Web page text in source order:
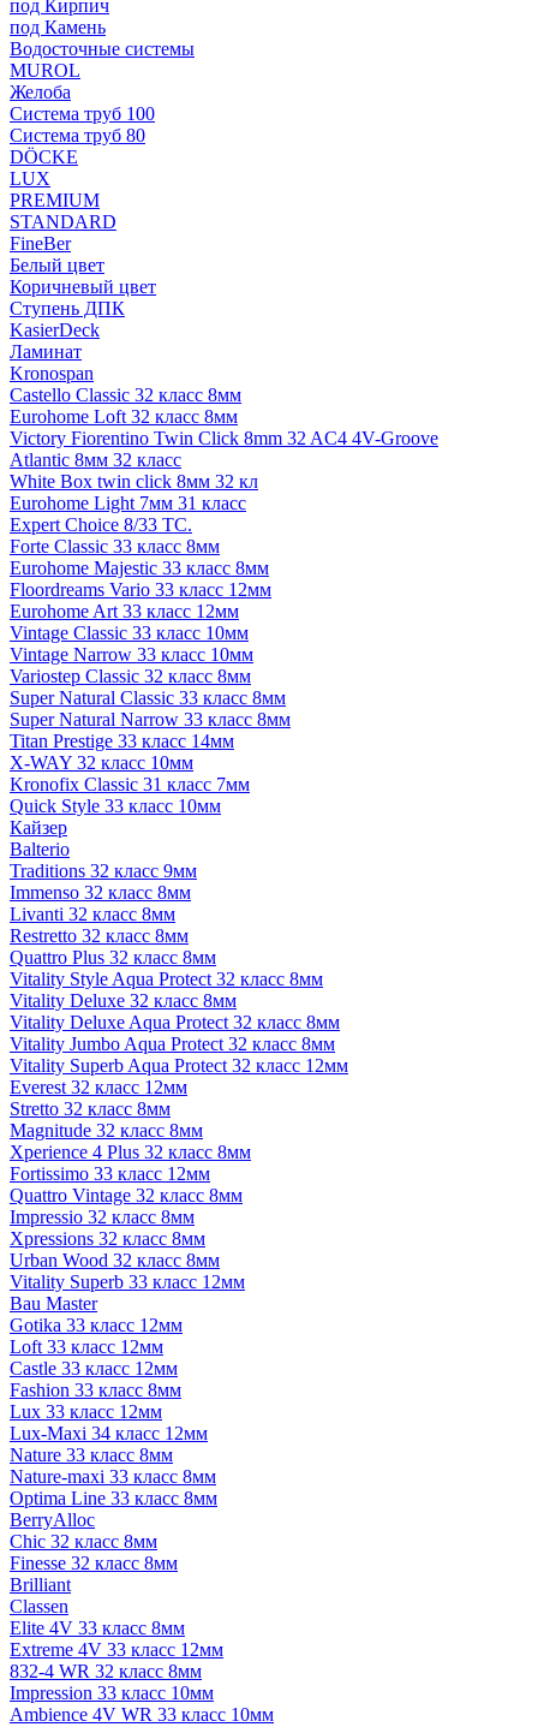
под Кирпич
под Камень
Водосточные системы
MUROL
Желоба
Система труб 100
Система труб 80
DÖCKE
LUX
PREMIUM
STANDARD
FineBer
Белый цвет
Коричневый цвет
Ступень ДПК
KasierDeck
Ламинат
Kronospan
Castello Classic 32 класс 8мм
Eurohome Loft 32 класс 8мм
Victory Fiorentino Twin Click 8mm 32 AC4 4V-Groove
Atlantic 8мм 32 класс
White Box twin click 8мм 32 кл
Eurohome Light 7мм 31 класс
Expert Choice 8/33 TC.
Forte Classic 33 класс 8мм
Eurohome Majestic 33 класс 8мм
Floordreams Vario 33 класс 12мм
Eurohome Art 33 класс 12мм
Vintage Classic 33 класс 10мм
Vintage Narrow 33 класс 10мм
Variostep Classic 32 класс 8мм
Super Natural Classic 33 класс 8мм
Super Natural Narrow 33 класс 8мм
Titan Prestige 33 класс 14мм
X-WAY 32 класс 10мм
Kronofix Classic 31 класс 7мм
Quick Style 33 класс 10мм
Кайзер
Balterio
Traditions 32 класс 9мм
Immenso 32 класс 8мм
Livanti 32 класс 8мм
Restretto 32 класс 8мм
Quattro Plus 32 класс 8мм
Vitality Style Aqua Protect 32 класс 8мм
Vitality Deluxe 32 класс 8мм
Vitality Deluxe Aqua Protect 32 класс 8мм
Vitality Jumbo Aqua Protect 32 класс 8мм
Vitality Superb Aqua Protect 32 класс 12мм
Everest 32 класс 12мм
Stretto 32 класс 8мм
Magnitude 32 класс 8мм
Xperience 4 Plus 32 класс 8мм
Fortissimo 33 класс 12мм
Quattro Vintage 32 класс 8мм
Impressio 32 класс 8мм
Xpressions 32 класс 8мм
Urban Wood 32 класс 8мм
Vitality Superb 33 класс 12мм
Bau Master
Gotika 33 класс 12мм
Loft 33 класс 12мм
Castle 33 класс 12мм
Fashion 33 класс 8мм
Lux 33 класс 12мм
Lux-Maxi 34 класс 12мм
Nature 33 класс 8мм
Nature-maxi 33 класс 8мм
Optima Line 33 класс 8мм
BerryAlloc
Chic 32 класс 8мм
Finesse 32 класс 8мм
Brilliant
Classen
Elite 4V 33 класс 8мм
Extreme 4V 33 класс 12мм
832-4 WR 32 класс 8мм
Impression 33 класс 10мм
Ambience 4V WR 33 класс 10мм